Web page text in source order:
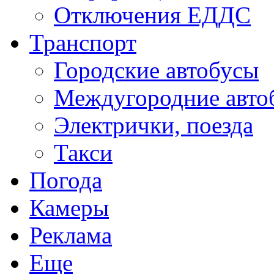
Отключения ЕДДС
Транспорт
Городские автобусы
Междугородние
Электрички, поезда
Такси
Погода
Камеры
Реклама
Еще